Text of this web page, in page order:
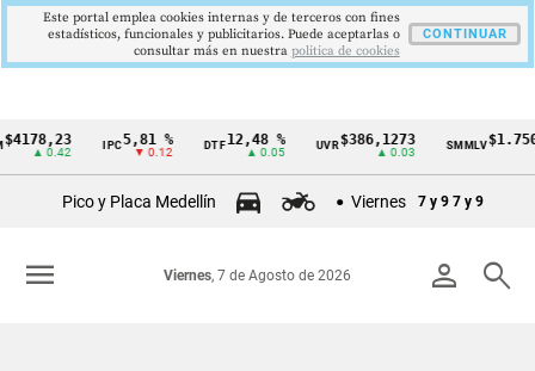
Cintillo
Colombia
IPC 5,81 %
▼ 0.12
DTF 12,48 %
▲ 0.05
UVR $386,1273
▲ 0.03
SMMLV$1.750.905
Pico y Placa Medellín Viernes 7 y 9 7 y 9
person search
Viernes, 7 de Agosto de 2026
menu
Este portal emplea cookies internas y de terceros con fines
estadísticos, funcionales y publicitarios. Puede aceptarlas o
consultar más en nuestra politica de cookies
CONTINUAR